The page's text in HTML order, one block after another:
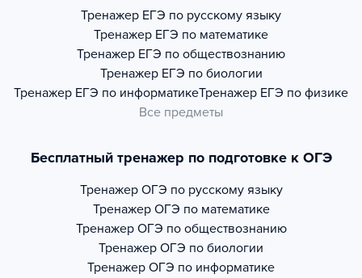
Тренажер ЕГЭ по русскому языку
Тренажер ЕГЭ по математике
Тренажер ЕГЭ по обществознанию
Тренажер ЕГЭ по биологии
Тренажер ЕГЭ по информатикеТренажер ЕГЭ по физике
Все предметы
Бесплатный тренажер по подготовке к ОГЭ
Тренажер ОГЭ по русскому языку
Тренажер ОГЭ по математике
Тренажер ОГЭ по обществознанию
Тренажер ОГЭ по биологии
Тренажер ОГЭ по информатике